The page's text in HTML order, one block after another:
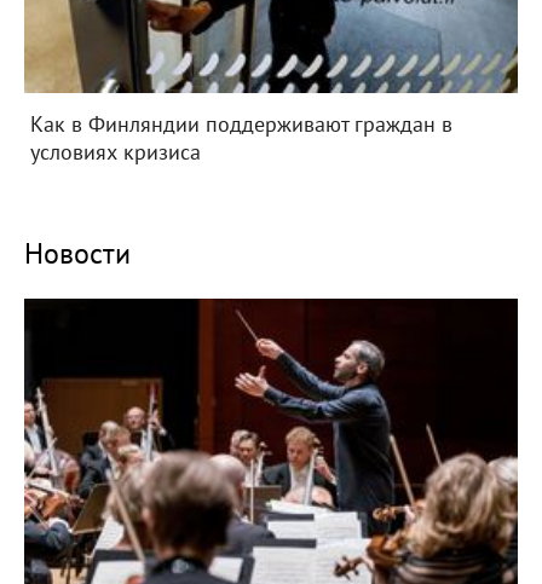
Как в Финляндии поддерживают граждан в
условиях кризиса
Новости